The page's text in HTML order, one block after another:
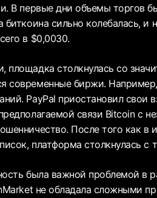
В первые дни объемы торгов
биткоина сильно колебалась,
в $0,0030.
площадка столкнулась со
современные биржи.
PayPal приостановил свои
связи Bitcoin с
После того как в
платформа столкнулась с
была важной проблемой в
не обладала сложными